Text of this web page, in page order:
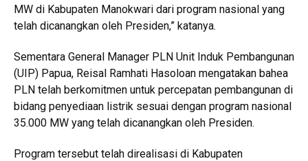
MW di Kabupaten Manokwari dari program nasional yang
telah dicanangkan oleh Presiden,” katanya.
Sementara General Manager PLN Unit Induk Pembangunan
(UIP) Papua, Reisal Ramhati Hasoloan mengatakan bahea
PLN telah berkomitmen untuk percepatan pembangunan di
bidang penyediaan listrik sesuai dengan program nasional
35.000 MW yang telah dicanangkan oleh Presiden.
Program tersebut telah direalisasi di Kabupaten